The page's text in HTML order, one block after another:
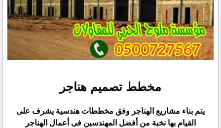
مخطط تصميم هناجر
يتم بناء مشاريع الهناجر وفق مخططات هندسية يشرف على
القيام بها نخبة من أفضل المهندسين فى أعمال الهناجر